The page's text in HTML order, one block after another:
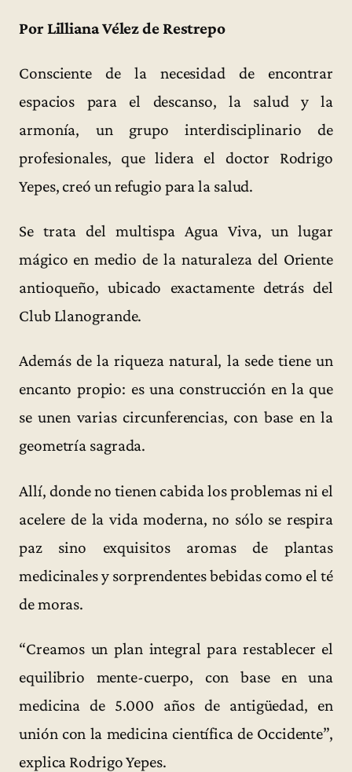
Por Lilliana Vélez de Restrepo
Consciente de la necesidad de encontrar
espacios para el descanso, la salud y la
armonía, un grupo interdisciplinario de
profesionales, que lidera el doctor Rodrigo
Yepes, creó un refugio para la salud.
Se trata del multispa Agua Viva, un lugar
mágico en medio de la naturaleza del Oriente
antioqueño, ubicado exactamente detrás del
Club Llanogrande.
Además de la riqueza natural, la sede tiene un
encanto propio: es una construcción en la que
se unen varias circunferencias, con base en la
geometría sagrada.
Allí, donde no tienen cabida los problemas ni el
acelere de la vida moderna, no sólo se respira
paz sino exquisitos aromas de plantas
medicinales y sorprendentes bebidas como el té
de moras.
“Creamos un plan integral para restablecer el
equilibrio mente-cuerpo, con base en una
medicina de 5.000 años de antigüedad, en
unión con la medicina científica de Occidente”,
explica Rodrigo Yepes.